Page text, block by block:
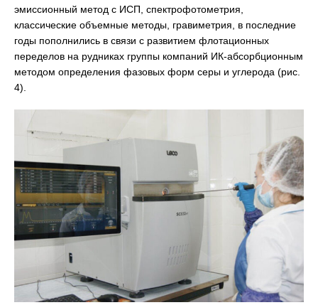
эмиссионный метод с ИСП, спектрофотометрия,
классические объемные методы, гравиметрия, в последние
годы пополнились в связи с развитием флотационных
переделов на рудниках группы компаний ИК-абсорбционным
методом определения фазовых форм серы и углерода (рис.
4).